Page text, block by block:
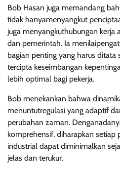
Bob Hasan juga memandang
tidak hanyamenyangkut
juga menyangkuthubungan kerja
dan pemerintah. Ia
bagian penting yang harus ditata
tercipta keseimbangan
lebih optimal bagi pekerja.
Bob menekankan bahwa
menuntutregulasi yang adaptif
perubahan zaman.
komprehensif, diharapkan setiap
industrial dapat diminimalkan
jelas dan terukur.